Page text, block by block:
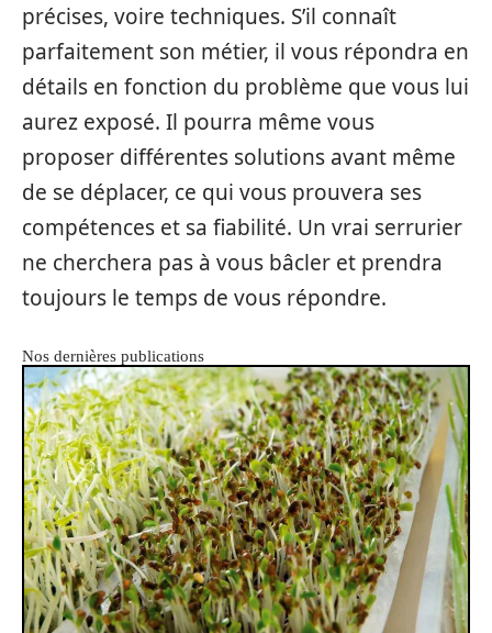
précises, voire techniques. S’il connaît
parfaitement son métier, il vous répondra en
détails en fonction du problème que vous lui
aurez exposé. Il pourra même vous
proposer différentes solutions avant même
de se déplacer, ce qui vous prouvera ses
compétences et sa fiabilité. Un vrai serrurier
ne cherchera pas à vous bâcler et prendra
toujours le temps de vous répondre.
Nos dernières publications